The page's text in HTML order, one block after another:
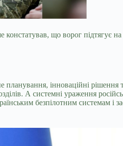
констатував, що ворог підтягує
інноваційні рішення
А системні ураження
безпілотним системам і